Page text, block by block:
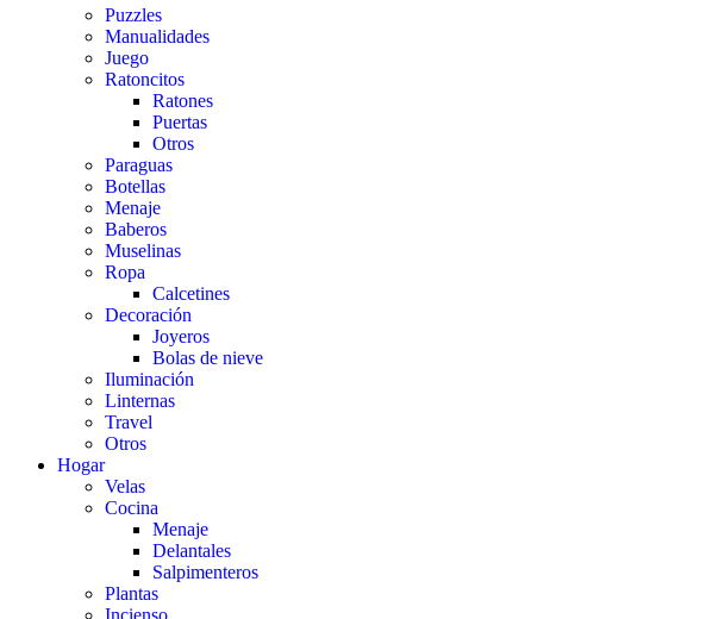
Puzzles
Manualidades
Juego
Ratoncitos
Ratones
Puertas
Otros
Paraguas
Botellas
Menaje
Baberos
Muselinas
Ropa
Calcetines
Decoración
Joyeros
Bolas de nieve
Iluminación
Linternas
Travel
Otros
Hogar
Velas
Cocina
Menaje
Delantales
Salpimenteros
Plantas
Incienso